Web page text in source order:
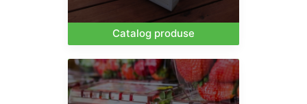
Catalog produse